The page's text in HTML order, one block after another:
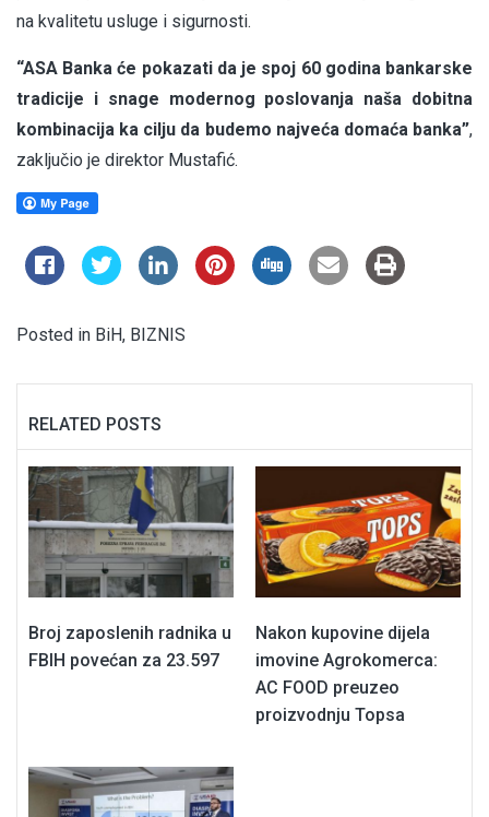
na kvalitetu usluge i sigurnosti.
“ASA Banka će pokazati da je spoj 60 godina bankarske
tradicije i snage modernog poslovanja naša dobitna
kombinacija ka cilju da budemo najveća domaća banka”,
zaključio je direktor Mustafić.
Posted in BiH, BIZNIS
RELATED POSTS
Broj zaposlenih radnika u
FBIH povećan za 23.597
Nakon kupovine dijela
imovine Agrokomerca:
AC FOOD preuzeo
proizvodnju Topsa